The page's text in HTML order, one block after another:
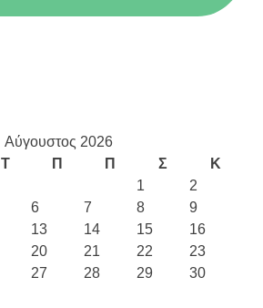
Αύγουστος 2026
Τ Π Π Σ
Κ
1
2
6 7 8
9
13 14 15
16
20 21 22
23
27 28 29
30